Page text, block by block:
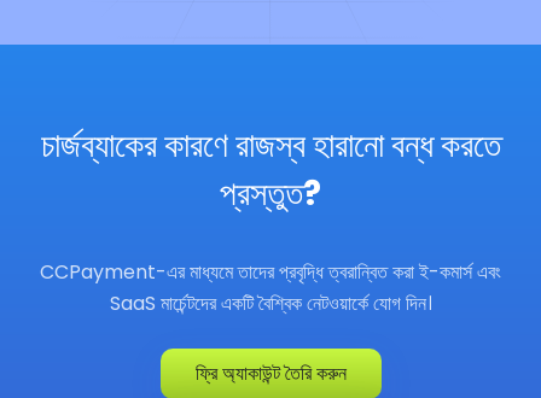
চার্জব্যাকের কারণে রাজস্ব হারানো বন্ধ করতে
প্রস্তুত?
CCPayment-এর মাধ্যমে তাদের প্রবৃদ্ধি ত্বরান্বিত করা ই-কমার্স এবং
SaaS মার্চেন্টদের একটি বৈশ্বিক নেটওয়ার্কে যোগ দিন।
ফ্রি অ্যাকাউন্ট তৈরি করুন